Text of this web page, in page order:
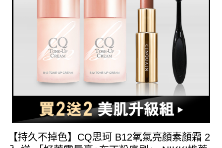
【持久不掉色】CQ思珂 B12氧氣亮顏素顏霜 2